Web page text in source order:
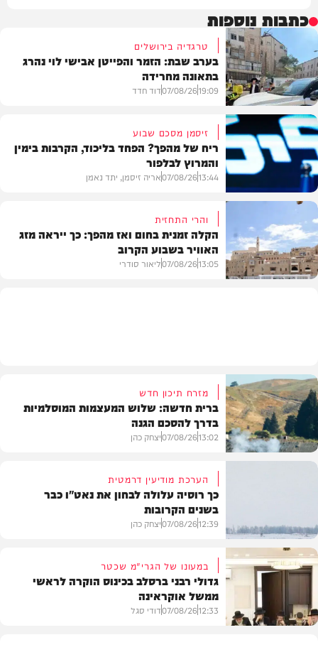
כתבות נוספות
בארץ
טרגדיה בירושלים
בערב שבת: הזמר והפייטן אבישי לוי נהרג
בתאונה מחרידה
19:09
07/08/26דוד חדד
פוליטי
זיסמן מסכם שבוע
ריח של מהפך? הפחד בליכוד, הקרבות בימין
והמרוץ לבלפור
13:44
07/08/26אריה זיסמן, יתד נאמן
והרי התחזית
הקלה זמנית בחום ואז מהפך: כך ייראה מזג
האוויר בשבוע הקרוב
13:05
07/08/26ליאור סודרי
מזרח תיכון חדש
ברית חדשה: שלוש המעצמות המוסלמיות
בדרך להסכם הגנה
13:02
07/08/26יצחק כהן
הערכת מודיעין דרמטית
כך רוסיה עלולה לבחון את נאט"ו כבר
בשנים הקרובות
12:39
07/08/26יצחק כהן
במעונו של הגרי"מ שכטר
גדולי רבני ברסלב בכינוס הוקרה לראשי
ממשל אוקראינה
12:33
07/08/26דודי סגל